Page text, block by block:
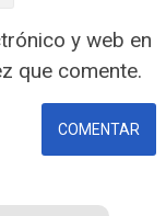
y web en
que comente.